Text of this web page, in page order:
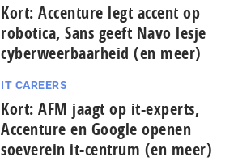
Kort: Accenture legt accent op
robotica, Sans geeft Navo lesje
cy­ber­weerbaarheid (en meer)
IT CAREERS
Kort: AFM jaagt op it-experts,
Accenture en Google openen
soeverein it-centrum (en meer)